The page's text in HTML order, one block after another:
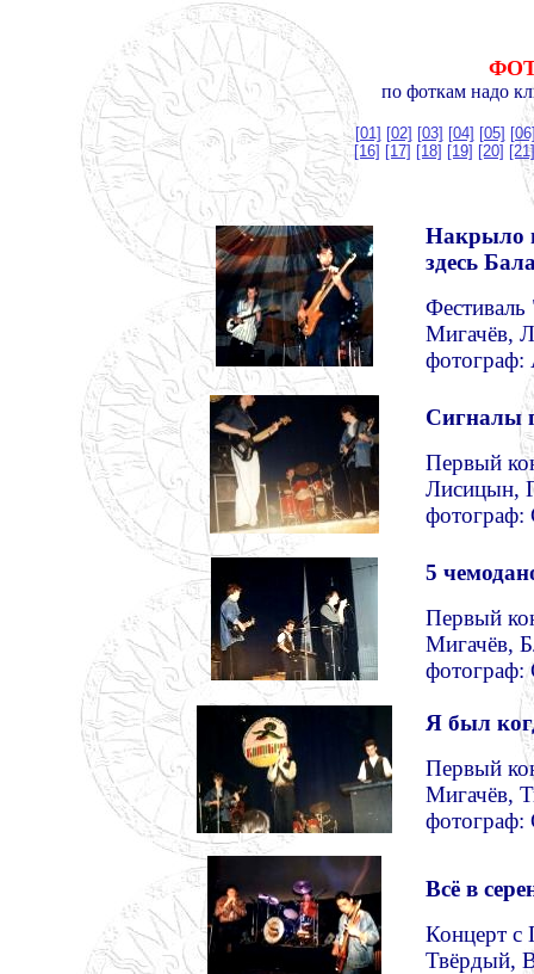
по фоткам надо
[01] [02] [03] [04] [05]
[16] [17] [18] [19] [20] [21]
Накрыло
здесь
Мигачёв,
фотограф:
Сигналы
Первый
Лисицын,
фотограф:
5
Первый
Мигачёв,
фотограф:
Я был
Первый
Мигачёв,
фотограф:
Всё в
Концерт с
Твёрдый,